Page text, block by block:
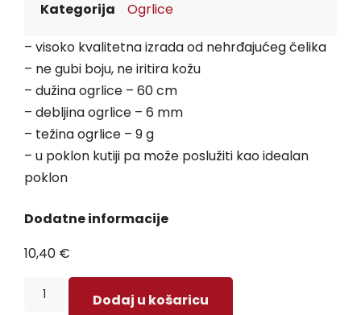
Kategorija Ogrlice
– visoko kvalitetna izrada od nehrđajućeg čelika
– ne gubi boju, ne iritira kožu
– dužina ogrlice – 60 cm
– debljina ogrlice – 6 mm
– težina ogrlice – 9 g
– u poklon kutiji pa može poslužiti kao idealan
poklon
Dodatne informacije
10,40 €
Dodaj u košaricu